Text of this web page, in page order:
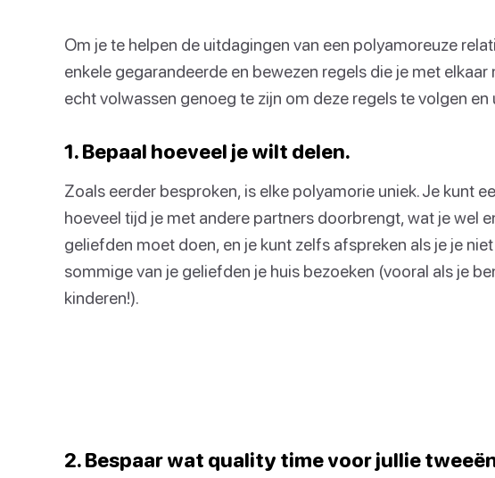
Om je te helpen de uitdagingen van een polyamoreuze
enkele gegarandeerde en bewezen regels die je met
echt volwassen genoeg te zijn om deze regels te volgen en
1. Bepaal hoeveel je wilt delen.
Zoals eerder besproken, is elke polyamorie uniek. Je kunt
hoeveel tijd je met andere partners doorbrengt, wat je wel
geliefden moet doen, en je kunt zelfs afspreken als je je
sommige van je geliefden je huis bezoeken (vooral als je
kinderen!).
2. Bespaar wat quality time voor jullie